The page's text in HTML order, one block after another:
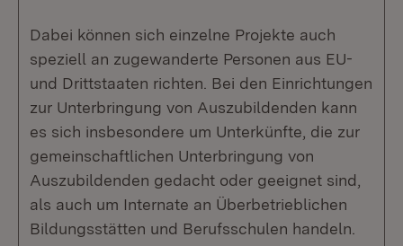
Dabei können sich einzelne Projekte auch
speziell an zugewanderte Personen aus EU-
und Drittstaaten richten. Bei den Einrichtungen
zur Unterbringung von Auszubildenden kann
es sich insbesondere um Unterkünfte, die zur
gemeinschaftlichen Unterbringung von
Auszubildenden gedacht oder geeignet sind,
als auch um Internate an Überbetrieblichen
Bildungsstätten und Berufsschulen handeln.